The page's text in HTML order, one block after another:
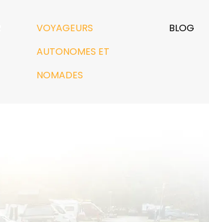
VOYAGEURS
AUTONOMES ET
NOMADES
BLOG